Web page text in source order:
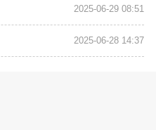
2025-06-29 08:51
2025-06-28 14:37